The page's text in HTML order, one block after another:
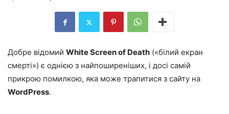
Добре відомий White Screen of Death («білий екран
смерті») є однією з найпоширеніших, і досі самій
прикрою помилкою, яка може трапитися з сайту на
WordPress.